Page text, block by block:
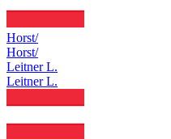
Horst/
Horst/
Leitner L.
Leitner L.